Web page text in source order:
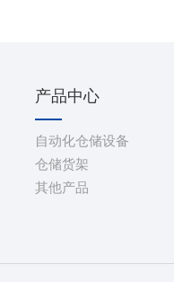
产品中心
自动化仓储设备
仓储货架
其他产品